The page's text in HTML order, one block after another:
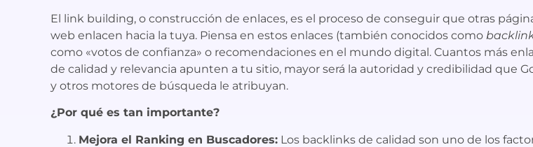
El link building, o construcción de enlaces, es el proceso de conseguir que otras
web enlacen hacia la tuya. Piensa en estos enlaces (también conocidos como
como «votos de confianza» o recomendaciones en el mundo digital. Cuantos más
de calidad y relevancia apunten a tu sitio, mayor será la autoridad y credibilidad que
y otros motores de búsqueda le atribuyan.
¿Por qué es tan importante?
Mejora el Ranking en Buscadores: Los backlinks de calidad son uno de los